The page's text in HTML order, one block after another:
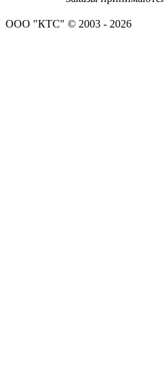
ООО "КТС" © 2003 - 2026